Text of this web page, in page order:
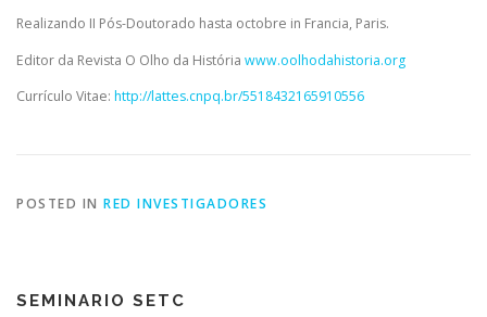
Realizando II Pós-Doutorado hasta octobre in Francia, Paris.
Editor da Revista O Olho da História www.oolhodahistoria.org
Currículo Vitae: http://lattes.cnpq.br/5518432165910556
POSTED IN RED INVESTIGADORES
SEMINARIO SETC